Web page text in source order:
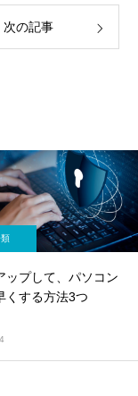
次の記事
ップして、パソコン
くする方法3つ